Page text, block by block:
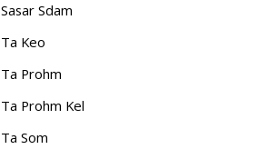
Sasar Sdam
Ta Keo
Ta Prohm
Ta Prohm Kel
Ta Som